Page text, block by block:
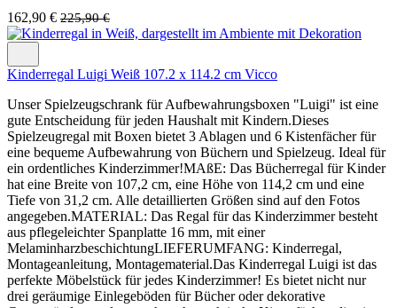
162,90 € 225,90 €
Kinderregal Luigi Weiß 107.2 x 114.2 cm Vicco
Unser Spielzeugschrank für Aufbewahrungsboxen "Luigi" ist eine
gute Entscheidung für jeden Haushalt mit Kindern.Dieses
Spielzeugregal mit Boxen bietet 3 Ablagen und 6 Kistenfächer für
eine bequeme Aufbewahrung von Büchern und Spielzeug. Ideal für
ein ordentliches Kinderzimmer!MAßE: Das Bücherregal für Kinder
hat eine Breite von 107,2 cm, eine Höhe von 114,2 cm und eine
Tiefe von 31,2 cm. Alle detaillierten Größen sind auf den Fotos
angegeben.MATERIAL: Das Regal für das Kinderzimmer besteht
aus pflegeleichter Spanplatte 16 mm, mit einer
MelaminharzbeschichtungLIEFERUMFANG: Kinderregal,
Montageanleitung, Montagematerial.Das Kinderregal Luigi ist das
perfekte Möbelstück für jedes Kinderzimmer! Es bietet nicht nur
drei geräumige Einlegeböden für Bücher oder dekorative